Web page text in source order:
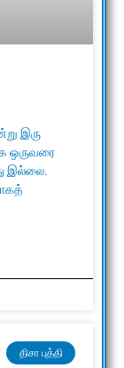
இரு
ஒருவரை
இல்லை.
திசா புத்தி